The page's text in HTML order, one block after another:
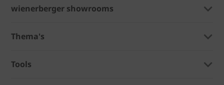
wienerberger showrooms
Thema's
Tools